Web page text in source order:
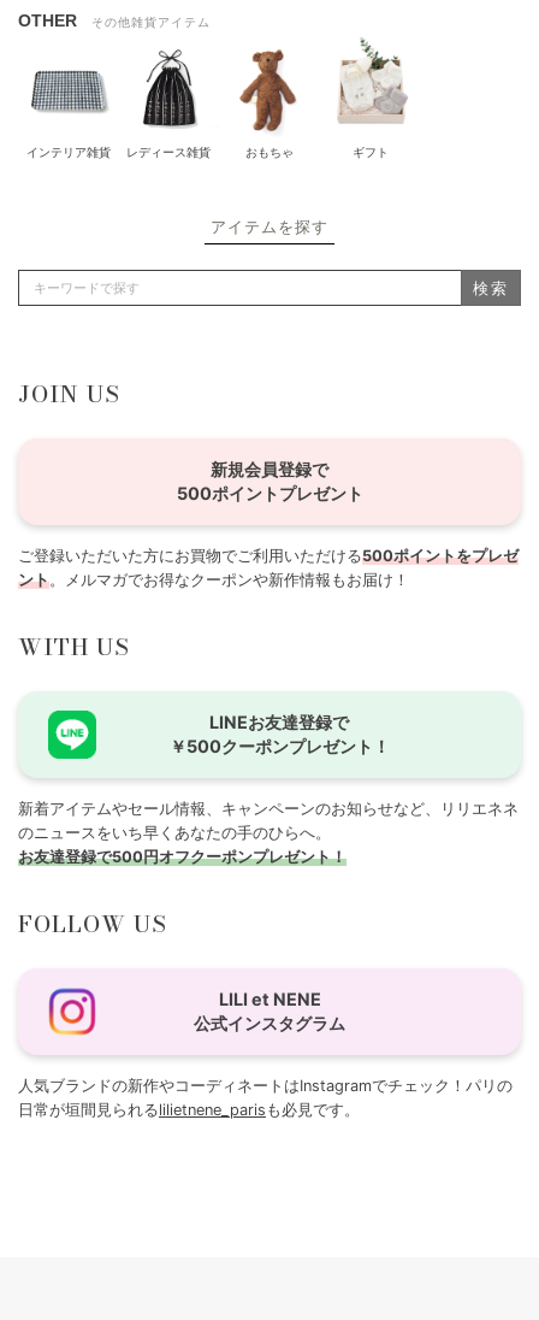
OTHER その他雑貨アイテム
インテリア雑貨 レディース雑貨 おもちゃ ギフト
アイテムを探す
検索
JOIN US
新規会員登録で
500ポイントプレゼント
ご登録いただいた方にお買物でご利用いただける500ポイントをプレゼ
ント。メルマガでお得なクーポンや新作情報もお届け！
WITH US
LINEお友達登録で
￥500クーポンプレゼント！
新着アイテムやセール情報、キャンペーンのお知らせなど、リリエネネ
のニュースをいち早くあなたの手のひらへ。
お友達登録で500円オフクーポンプレゼント！
FOLLOW US
LILI et NENE
公式インスタグラム
人気ブランドの新作やコーディネートはInstagramでチェック！パリの
日常が垣間見られるlilietnene_paris も必見です。